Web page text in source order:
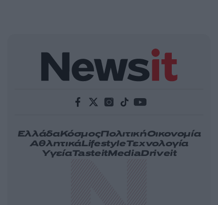
ΕλλάδαΚόσμοςΠολιτικήΟικονομία
ΑθλητικάLifestyleΤεχνολογία
ΥγείαTasteitMediaDriveit